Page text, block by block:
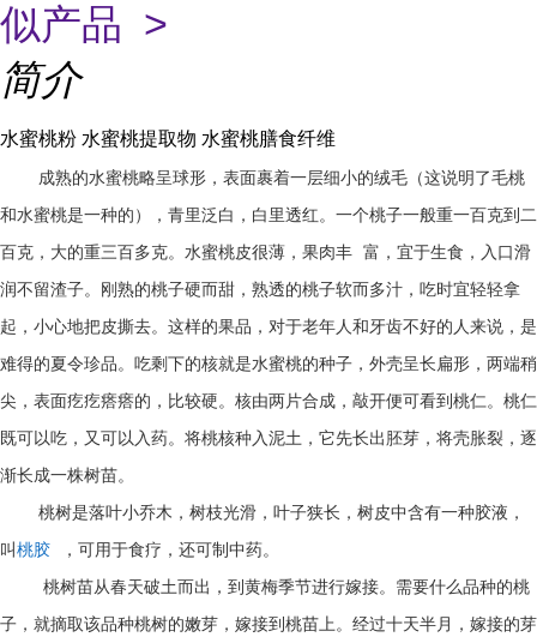
似产品 >
简介
水蜜桃粉 水蜜桃提取物 水蜜桃膳食纤维
成熟的水蜜桃略呈球形，表面裹着一层细小的绒毛（这说明了毛桃
和水蜜桃是一种的），青里泛白，白里透红。一个桃子一般重一百克到二
百克，大的重三百多克。水蜜桃皮很薄，果肉丰 富，宜于生食，入口滑
润不留渣子。刚熟的桃子硬而甜，熟透的桃子软而多汁，吃时宜轻轻拿
起，小心地把皮撕去。这样的果品，对于老年人和牙齿不好的人来说，是
难得的夏令珍品。吃剩下的核就是水蜜桃的种子，外壳呈长扁形，两端稍
尖，表面疙疙瘩瘩的，比较硬。核由两片合成，敲开便可看到桃仁。桃仁
既可以吃，又可以入药。将桃核种入泥土，它先长出胚芽，将壳胀裂，逐
渐长成一株树苗。
桃树是落叶小乔木，树枝光滑，叶子狭长，树皮中含有一种胶液，
叫桃胶
，可用于食疗，还可制中药。
桃树苗从春天破土而出，到黄梅季节进行嫁接。需要什么品种的桃
子，就摘取该品种桃树的嫩芽，嫁接到桃苗上。经过十天半月，嫁接的芽